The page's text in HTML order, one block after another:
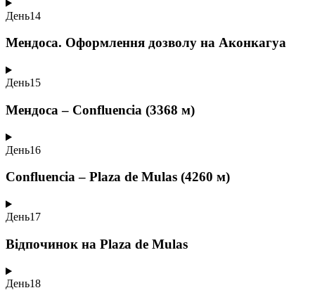
День14
Мендоса. Оформлення дозволу на Аконкагуа
День15
Мендоса – Confluencia (3368 м)
День16
Confluencia – Plaza de Mulas (4260 м)
День17
Відпочинок на Plaza de Mulas
День18